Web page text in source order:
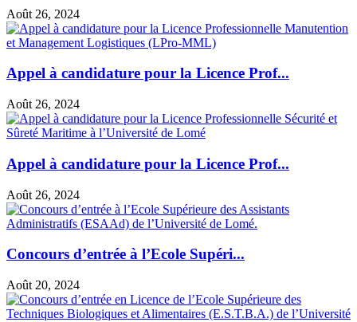
Août 26, 2024
Appel à candidature pour la Licence Prof...
Août 26, 2024
Appel à candidature pour la Licence Prof...
Août 26, 2024
Concours d’entrée à l’Ecole Supéri...
Août 20, 2024